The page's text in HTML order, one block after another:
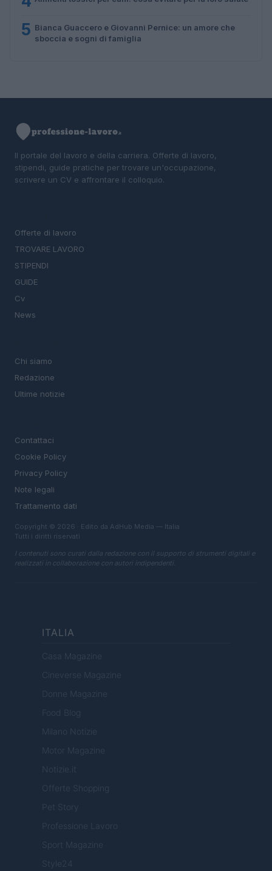
5 Bianca Guaccero e Giovanni Pernice: un amore che
sboccia e sogni di famiglia
Il portale del lavoro e della carriera. Offerte di lavoro,
stipendi, guide pratiche per trovare un'occupazione,
scrivere un CV e affrontare il colloquio.
Offerte di lavoro
TROVARE LAVORO
STIPENDI
GUIDE
Cv
News
Chi siamo
Redazione
Ultime notizie
Contattaci
Cookie Policy
Privacy Policy
Note legali
Trattamento dati
Copyright © 2026 · Edito da AdHub Media — Italia
Tutti i diritti riservati
I contenuti sono curati dalla redazione con il supporto di strumenti digitali e
realizzati in collaborazione con autori indipendenti.
ITALIA
Casa Magazine
Cineverse Magazine
Donne Magazine
Food Blog
Milano Notizie
Motor Magazine
Notizie.it
Offerte Shopping
Pet Story
Professione Lavoro
Sport Magazine
Style24